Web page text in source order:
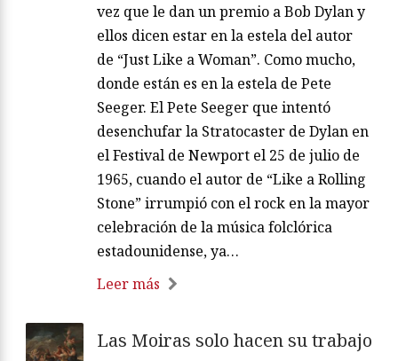
vez que le dan un premio a Bob Dylan y
ellos dicen estar en la estela del autor
de “Just Like a Woman”. Como mucho,
donde están es en la estela de Pete
Seeger. El Pete Seeger que intentó
desenchufar la Stratocaster de Dylan en
el Festival de Newport el 25 de julio de
1965, cuando el autor de “Like a Rolling
Stone” irrumpió con el rock en la mayor
celebración de la música folclórica
estadounidense, ya…
Leer más
Las Moiras solo hacen su trabajo